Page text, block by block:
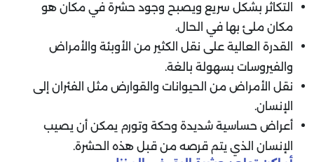
التكاثر بشكل سريع ويصبح وجود حشرة في مكان هو
مكان ملئ بها في الحال.
القدرة العالية على نقل الكثير من الأوبئة والأمراض
والفيروسات بسهولة بالغة.
نقل الأمراض من الحيوانات والقوارض مثل الفئران إلى
الإنسان.
أعراض حساسية شديدة وحكة وتورم يمكن أن يصيب
الإنسان الذي يتم قرصه من قبل هذه الحشرة.